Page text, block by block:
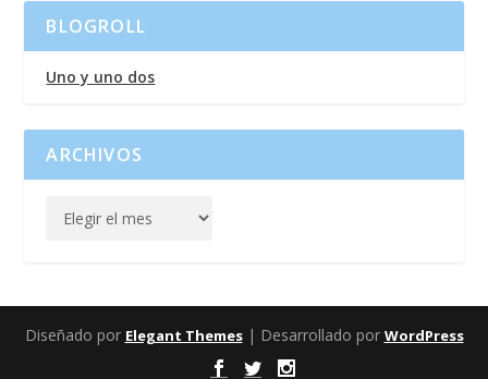
BLOGROLL
Uno y uno dos
ARCHIVOS
Diseñado por Elegant Themes| Desarrollado por WordPress